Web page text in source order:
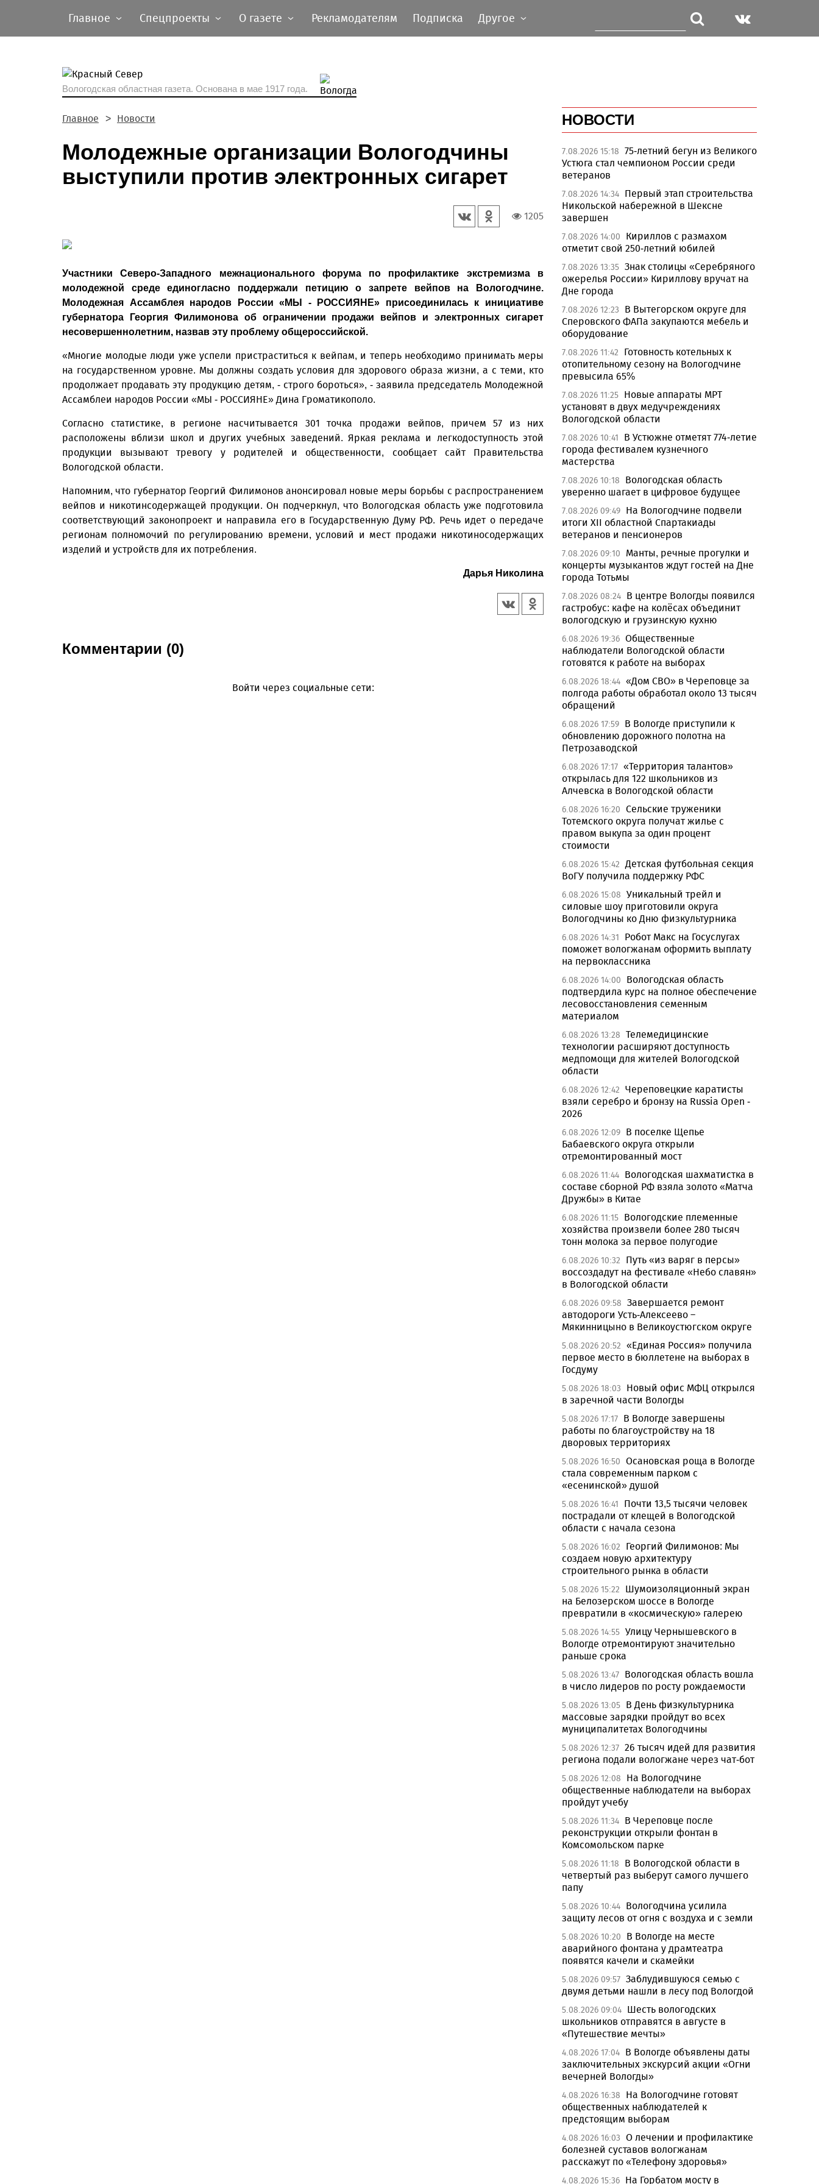
Главное Спецпроекты О газете Рекламодателям Подписка Другое
Вологодская областная газета. Основана в мае 1917 года.
Главное Новости
Молодежные организации Вологодчины
выступили против электронных сигарет
1205
Участники Северо-Западного межнационального форума по профилактике экстремизма в
молодежной среде единогласно поддержали петицию о запрете вейпов на Вологодчине.
Молодежная Ассамблея народов России «МЫ - РОССИЯНЕ» присоединилась к инициативе
губернатора Георгия Филимонова об ограничении продажи вейпов и электронных сигарет
несовершеннолетним, назвав эту проблему общероссийской.
«Многие молодые люди уже успели пристраститься к вейпам, и теперь необходимо принимать меры
на государственном уровне. Мы должны создать условия для здорового образа жизни, а с теми, кто
продолжает продавать эту продукцию детям, - строго бороться», - заявила председатель Молодежной
Ассамблеи народов России «МЫ - РОССИЯНЕ» Дина Громатикополо.
Согласно статистике, в регионе насчитывается 301 точка продажи вейпов, причем 57 из них
расположены вблизи школ и других учебных заведений. Яркая реклама и легкодоступность этой
продукции вызывают тревогу у родителей и общественности, сообщает сайт Правительства
Вологодской области.
Напомним, что губернатор Георгий Филимонов анонсировал новые меры борьбы с распространением
вейпов и никотинсодержащей продукции. Он подчеркнул, что Вологодская область уже подготовила
соответствующий законопроект и направила его в Государственную Думу РФ. Речь идет о передаче
регионам полномочий по регулированию времени, условий и мест продажи никотиносодержащих
изделий и устройств для их потребления.
Дарья Николина
Комментарии (0)
Войти через социальные сети:
НОВОСТИ
7.08.2026 15:18 75-летний бегун из Великого
Устюга стал чемпионом России среди
ветеранов
7.08.2026 14:34 Первый этап строительства
Никольской набережной в Шексне
завершен
7.08.2026 14:00
Кириллов с размахом
отметит свой 250-летний юбилей
7.08.2026 13:35 Знак столицы «Серебряного
ожерелья России» Кириллову вручат на
Дне города
7.08.2026 12:23
В Вытегорском округе для
Сперовского ФАПа закупаются мебель и
оборудование
7.08.2026 11:42
Готовность котельных к
отопительному сезону на Вологодчине
превысила 65%
7.08.2026 11:25 Новые аппараты МРТ
установят в двух медучреждениях
Вологодской области
7.08.2026 10:41
В Устюжне отметят 774-летие
города фестивалем кузнечного
мастерства
7.08.2026 10:18
Вологодская область
уверенно шагает в цифровое будущее
7.08.2026 09:49 На Вологодчине подвели
итоги XII областной Спартакиады
ветеранов и пенсионеров
7.08.2026 09:10
Манты, речные прогулки и
концерты музыкантов ждут гостей на Дне
города Тотьмы
7.08.2026 08:24 В центре Вологды появился
гастробус: кафе на колёсах объединит
вологодскую и грузинскую кухню
6.08.2026 19:36 Общественные
наблюдатели Вологодской области
готовятся к работе на выборах
6.08.2026 18:44 «Дом СВО» в Череповце за
полгода работы обработал около 13 тысяч
обращений
6.08.2026 17:59 В Вологде приступили к
обновлению дорожного полотна на
Петрозаводской
6.08.2026 17:17 «Территория талантов»
открылась для 122 школьников из
Алчевска в Вологодской области
6.08.2026 16:20 Сельские труженики
Тотемского округа получат жилье с
правом выкупа за один процент
стоимости
6.08.2026 15:42 Детская футбольная секция
ВоГУ получила поддержку РФС
6.08.2026 15:08 Уникальный трейл и
силовые шоу приготовили округа
Вологодчины ко Дню физкультурника
6.08.2026 14:31
Робот Макс на Госуслугах
поможет вологжанам оформить выплату
на первоклассника
6.08.2026 14:00
Вологодская область
подтвердила курс на полное обеспечение
лесовосстановления семенным
материалом
6.08.2026 13:28 Телемедицинские
технологии расширяют доступность
медпомощи для жителей Вологодской
области
6.08.2026 12:42 Череповецкие каратисты
взяли серебро и бронзу на Russia Open -
2026
6.08.2026 12:09 В поселке Щепье
Бабаевского округа открыли
отремонтированный мост
6.08.2026 11:44 Вологодская шахматистка в
составе сборной РФ взяла золото «Матча
Дружбы» в Китае
6.08.2026 11:15 Вологодские племенные
хозяйства произвели более 280 тысяч
тонн молока за первое полугодие
6.08.2026 10:32
Путь «из варяг в персы»
воссоздадут на фестивале «Небо славян»
в Вологодской области
6.08.2026 09:58 Завершается ремонт
автодороги Усть-Алексеево –
Мякинницыно в Великоустюгском округе
5.08.2026 20:52 «Единая Россия» получила
первое место в бюллетене на выборах в
Госдуму
5.08.2026 18:03
Новый офис МФЦ открылся
в заречной части Вологды
5.08.2026 17:17 В Вологде завершены
работы по благоустройству на 18
дворовых территориях
5.08.2026 16:50 Осановская роща в Вологде
стала современным парком с
«есенинской» душой
5.08.2026 16:41
Почти 13,5 тысячи человек
пострадали от клещей в Вологодской
области с начала сезона
5.08.2026 16:02
Георгий Филимонов: Мы
создаем новую архитектуру
строительного рынка в области
5.08.2026 15:22
Шумоизоляционный экран
на Белозерском шоссе в Вологде
превратили в «космическую» галерею
5.08.2026 14:55 Улицу Чернышевского в
Вологде отремонтируют значительно
раньше срока
5.08.2026 13:47 Вологодская область вошла
в число лидеров по росту рождаемости
5.08.2026 13:05 В День физкультурника
массовые зарядки пройдут во всех
муниципалитетах Вологодчины
5.08.2026 12:37 26 тысяч идей для развития
региона подали вологжане через чат-бот
5.08.2026 12:08
На Вологодчине
общественные наблюдатели на выборах
пройдут учебу
5.08.2026 11:34 В Череповце после
реконструкции открыли фонтан в
Комсомольском парке
5.08.2026 11:18
В Вологодской области в
четвертый раз выберут самого лучшего
папу
5.08.2026 10:44 Вологодчина усилила
защиту лесов от огня с воздуха и с земли
5.08.2026 10:20
В Вологде на месте
аварийного фонтана у драмтеатра
появятся качели и скамейки
5.08.2026 09:57 Заблудившуюся семью с
двумя детьми нашли в лесу под Вологдой
5.08.2026 09:04 Шесть вологодских
школьников отправятся в августе в
«Путешествие мечты»
4.08.2026 17:04 В Вологде объявлены даты
заключительных экскурсий акции «Огни
вечерней Вологды»
4.08.2026 16:38
На Вологодчине готовят
общественных наблюдателей к
предстоящим выборам
4.08.2026 16:03 О лечении и профилактике
болезней суставов вологжанам
расскажут по «Телефону здоровья»
4.08.2026 15:36 На Горбатом мосту в